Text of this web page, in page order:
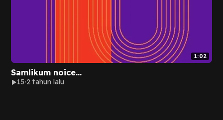
1:02
Samlikum noice...
15 2 tahun lalu